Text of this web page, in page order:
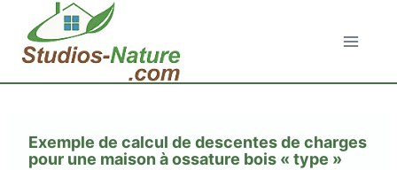
contenu
Exemple de calcul de descentes de charges
pour une maison à ossature bois « type »